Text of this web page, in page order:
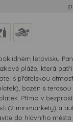
letovisku
pláže, která
s přátelskou
bazén s
Přímo v
(2 minimarkety) a
do hlavního